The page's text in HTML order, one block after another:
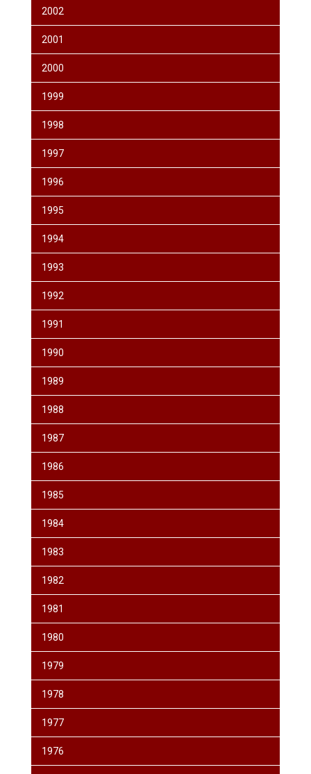
2002
2001
2000
1999
1998
1997
1996
1995
1994
1993
1992
1991
1990
1989
1988
1987
1986
1985
1984
1983
1982
1981
1980
1979
1978
1977
1976